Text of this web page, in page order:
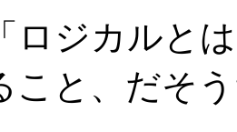
ロジカルと
こと、だそ